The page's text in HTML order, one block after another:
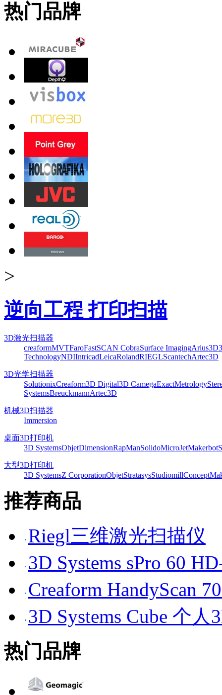
热门品牌
>
逆向工程 打印扫描
3D激光扫描器
creaformMVTFaroFastSCAN CobraSurface ImagingArius3D
TechnologyNDIIntricadLeicaRolandRIEGLScantechArtec3D
3D光学扫描器
SolutionixCreaform3D Digital3D CamegaExactMetrology
SystemsBreuckmannArtec3D
机械3D扫描器
Immersion
桌面3D打印机
3D SystemsObjetDimensionRapManSolidoMicroJetMakerbot
大型3D打印机
3D SystemsZ CorporationObjetStratasysStudiomillConcept
推荐商品
Riegl三维激光扫描仪
3D Systems sPro 60
Creaform HandyScan
3D Systems Cube 个人
热门品牌